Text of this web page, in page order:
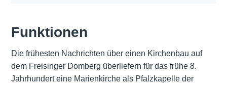
Funktionen
Die frühesten Nachrichten über einen Kirchenbau auf
dem Freisinger Domberg überliefern für das frühe 8.
Jahrhundert eine Marienkirche als Pfalzkapelle der